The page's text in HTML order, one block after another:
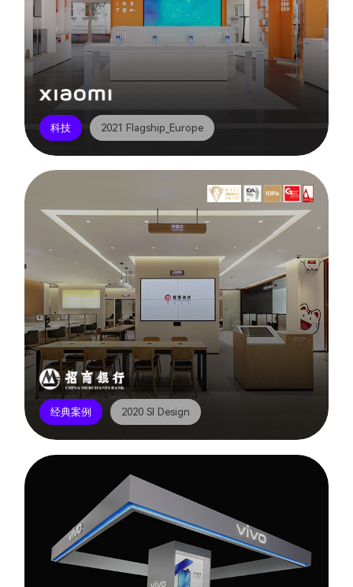
科技 2021 Flagship_Europe
经典案例 2020 SI Design